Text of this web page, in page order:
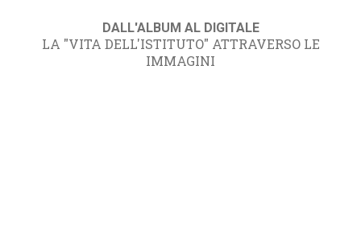
DALL'ALBUM AL DIGITALE
LA "VITA DELL'ISTITUTO" ATTRAVERSO LE
IMMAGINI